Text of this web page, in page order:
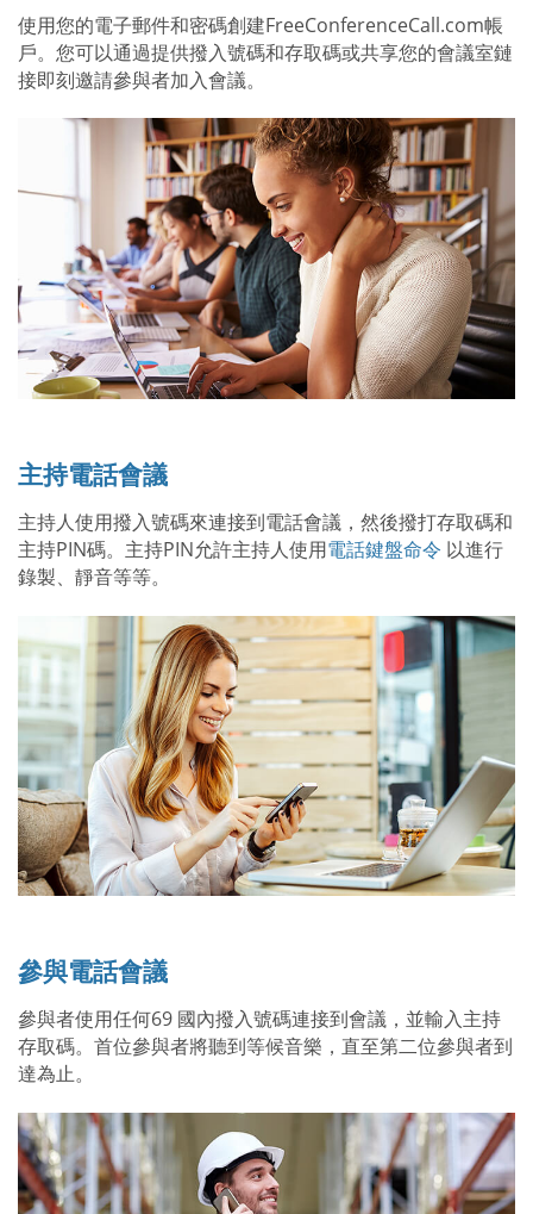
使用您的電子郵件和密碼創建FreeConferenceCall.com帳
戶。您可以通過提供撥入號碼和存取碼或共享您的會議室鏈
接即刻邀請參與者加入會議。
主持電話會議
主持人使用撥入號碼來連接到電話會議，然後撥打存取碼和
主持PIN碼。主持PIN允許主持人使用電話鍵盤命令 以進行
錄製、靜音等等。
參與電話會議
參與者使用任何69 國內撥入號碼連接到會議，並輸入主持
存取碼。首位參與者將聽到等候音樂，直至第二位參與者到
達為止。